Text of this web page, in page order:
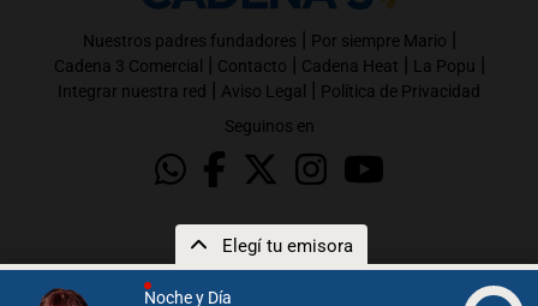
Noche y Día
Elegí tu emisora
Nuestros padres fundadores | Por siempre Mario |
Cadena 3 Comercial | Contacto | Cadena Heat | La Popu |
Integrar nuestra red | Aviso Legal | Política de Privacidad
Seguinos en